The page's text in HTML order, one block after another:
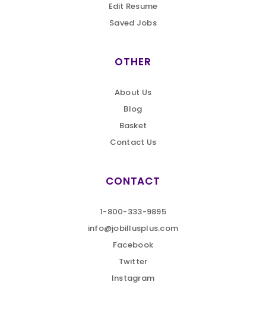
Edit Resume
Saved Jobs
OTHER
About Us
Blog
Basket
Contact Us
CONTACT
1-800-333-9895
info@jobillusplus.com
Facebook
Twitter
Instagram